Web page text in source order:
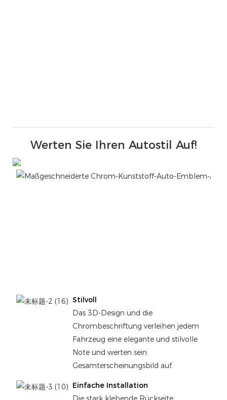
Werten Sie Ihren Autostil Auf!
Stilvoll
Das 3D-Design und die
Chrombeschriftung verleihen jedem
Fahrzeug eine elegante und stilvolle
Note und werten sein
Gesamterscheinungsbild auf.
Einfache Installation